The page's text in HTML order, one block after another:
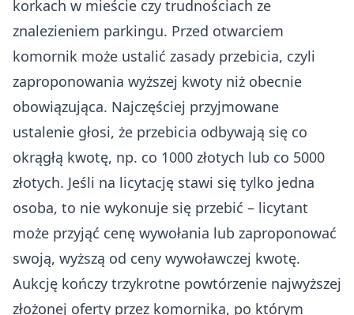
korkach w mieście czy trudnościach ze
znalezieniem parkingu. Przed otwarciem
komornik może ustalić zasady przebicia, czyli
zaproponowania wyższej kwoty niż obecnie
obowiązująca. Najczęściej przyjmowane
ustalenie głosi, że przebicia odbywają się co
okrągłą kwotę, np. co 1000 złotych lub co 5000
złotych. Jeśli na licytację stawi się tylko jedna
osoba, to nie wykonuje się przebić – licytant
może przyjąć cenę wywołania lub zaproponować
swoją, wyższą od ceny wywoławczej kwotę.
Aukcję kończy trzykrotne powtórzenie najwyższej
złożonej oferty przez komornika, po którym